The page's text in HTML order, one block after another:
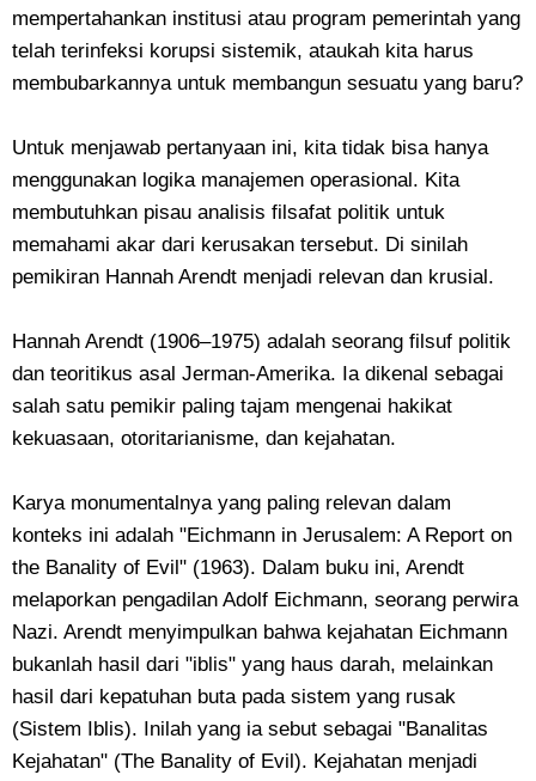
mempertahankan institusi atau program pemerintah yang
telah terinfeksi korupsi sistemik, ataukah kita harus
membubarkannya untuk membangun sesuatu yang baru?
​Untuk menjawab pertanyaan ini, kita tidak bisa hanya
menggunakan logika manajemen operasional. Kita
membutuhkan pisau analisis filsafat politik untuk
memahami akar dari kerusakan tersebut. Di sinilah
pemikiran Hannah Arendt menjadi relevan dan krusial.
​Hannah Arendt (1906–1975) adalah seorang filsuf politik
dan teoritikus asal Jerman-Amerika. Ia dikenal sebagai
salah satu pemikir paling tajam mengenai hakikat
kekuasaan, otoritarianisme, dan kejahatan.
​Karya monumentalnya yang paling relevan dalam
konteks ini adalah "Eichmann in Jerusalem: A Report on
the Banality of Evil" (1963). Dalam buku ini, Arendt
melaporkan pengadilan Adolf Eichmann, seorang perwira
Nazi. Arendt menyimpulkan bahwa kejahatan Eichmann
bukanlah hasil dari "iblis" yang haus darah, melainkan
hasil dari kepatuhan buta pada sistem yang rusak
(Sistem Iblis). Inilah yang ia sebut sebagai "Banalitas
Kejahatan" (The Banality of Evil). Kejahatan menjadi